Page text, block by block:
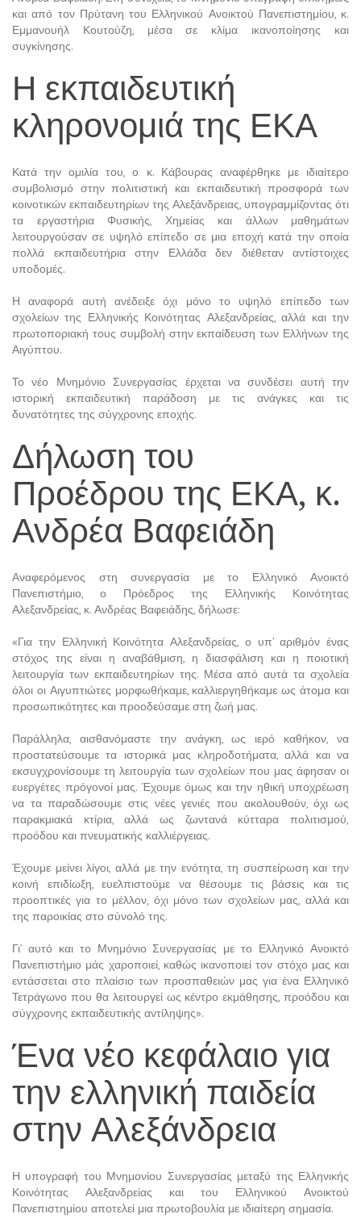
και από τον Πρύτανη του Ελληνικού Ανοικτού Πανεπιστημίου, κ.
Εμμανουήλ Κουτούζη, μέσα σε κλίμα ικανοποίησης και
συγκίνησης.
Η εκπαιδευτική
κληρονομιά της ΕΚΑ
Κατά την ομιλία του, ο κ. Κάβουρας αναφέρθηκε με ιδιαίτερο
συμβολισμό στην πολιτιστική και εκπαιδευτική προσφορά των
κοινοτικών εκπαιδευτηρίων της Αλεξάνδρειας, υπογραμμίζοντας ότι
τα εργαστήρια Φυσικής, Χημείας και άλλων μαθημάτων
λειτουργούσαν σε υψηλό επίπεδο σε μια εποχή κατά την οποία
πολλά εκπαιδευτήρια στην Ελλάδα δεν διέθεταν αντίστοιχες
υποδομές.
Η αναφορά αυτή ανέδειξε όχι μόνο το υψηλό επίπεδο των
σχολείων της Ελληνικής Κοινότητας Αλεξανδρείας, αλλά και την
πρωτοποριακή τους συμβολή στην εκπαίδευση των Ελλήνων της
Αιγύπτου.
Το νέο Μνημόνιο Συνεργασίας έρχεται να συνδέσει αυτή την
ιστορική εκπαιδευτική παράδοση με τις ανάγκες και τις
δυνατότητες της σύγχρονης εποχής.
Δήλωση του
Προέδρου της ΕΚΑ, κ.
Ανδρέα Βαφειάδη
Αναφερόμενος στη συνεργασία με το Ελληνικό Ανοικτό
Πανεπιστήμιο, ο Πρόεδρος της Ελληνικής Κοινότητας
Αλεξανδρείας, κ. Ανδρέας Βαφειάδης, δήλωσε:
«Για την Ελληνική Κοινότητα Αλεξανδρείας, ο υπ’ αριθμόν ένας
στόχος της είναι η αναβάθμιση, η διασφάλιση και η ποιοτική
λειτουργία των εκπαιδευτηρίων της. Μέσα από αυτά τα σχολεία
όλοι οι Αιγυπτιώτες μορφωθήκαμε, καλλιεργηθήκαμε ως άτομα και
προσωπικότητες και προοδεύσαμε στη ζωή μας.
Παράλληλα, αισθανόμαστε την ανάγκη, ως ιερό καθήκον, να
προστατεύσουμε τα ιστορικά μας κληροδοτήματα, αλλά και να
εκσυγχρονίσουμε τη λειτουργία των σχολείων που μας άφησαν οι
ευεργέτες πρόγονοί μας. Έχουμε όμως και την ηθική υποχρέωση
να τα παραδώσουμε στις νέες γενιές που ακολουθούν, όχι ως
παρακμιακά κτίρια, αλλά ως ζωντανά κύτταρα πολιτισμού,
προόδου και πνευματικής καλλιέργειας.
Έχουμε μείνει λίγοι, αλλά με την ενότητα, τη συσπείρωση και την
κοινή επιδίωξη, ευελπιστούμε να θέσουμε τις βάσεις και τις
προοπτικές για το μέλλον, όχι μόνο των σχολείων μας, αλλά και
της παροικίας στο σύνολό της.
Γι’ αυτό και το Μνημόνιο Συνεργασίας με το Ελληνικό Ανοικτό
Πανεπιστήμιο μάς χαροποιεί, καθώς ικανοποιεί τον στόχο μας και
εντάσσεται στο πλαίσιο των προσπαθειών μας για ένα Ελληνικό
Τετράγωνο που θα λειτουργεί ως κέντρο εκμάθησης, προόδου και
σύγχρονης εκπαιδευτικής αντίληψης».
Ένα νέο κεφάλαιο για
την ελληνική παιδεία
στην Αλεξάνδρεια
Η υπογραφή του Μνημονίου Συνεργασίας μεταξύ της Ελληνικής
Κοινότητας Αλεξανδρείας και του Ελληνικού Ανοικτού
Πανεπιστημίου αποτελεί μια πρωτοβουλία με ιδιαίτερη σημασία.